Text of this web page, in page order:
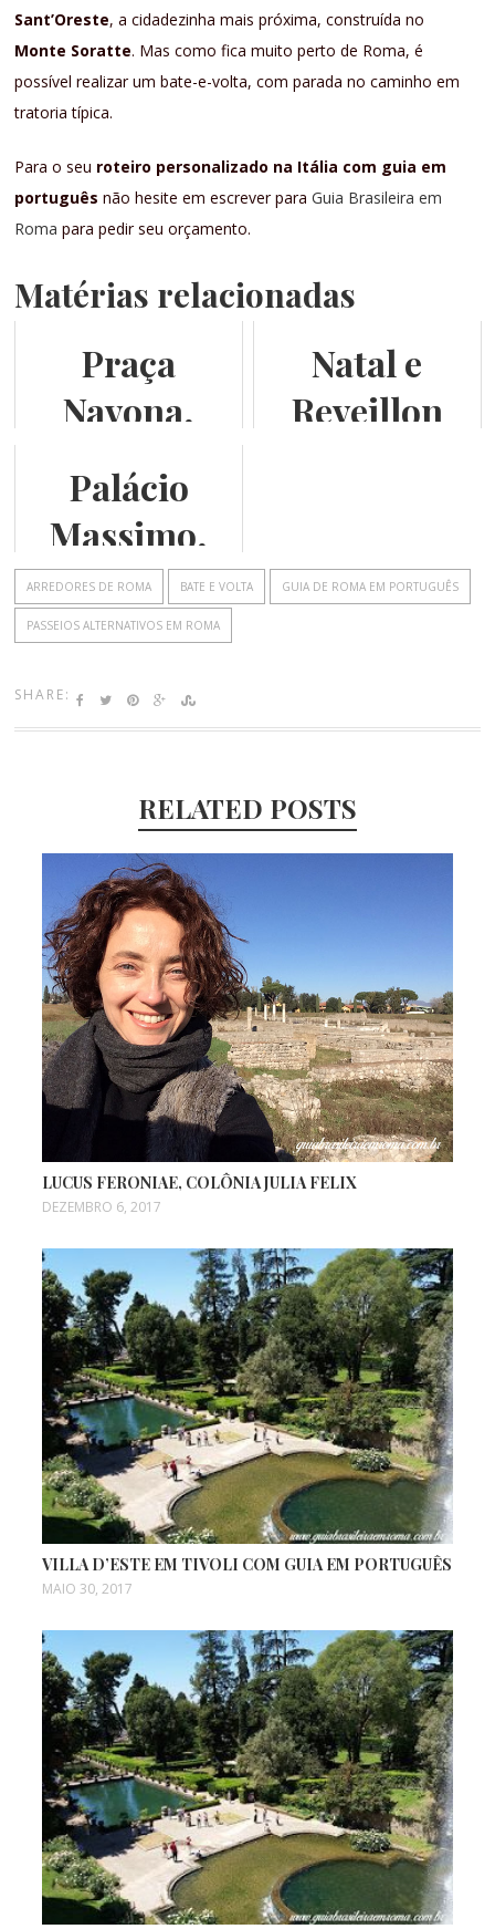
Sant’Oreste, a cidadezinha mais próxima, construída no
Monte Soratte. Mas como fica muito perto de Roma, é
possível realizar um bate-e-volta, com parada no caminho em
tratoria típica.
Para o seu roteiro personalizado na Itália com guia em
português não hesite em escrever paraGuia Brasileira em
Roma para pedir seu orçamento.
Matérias relacionadas
Praça
Navona,
Barroco!
Natal e
Reveillon
Palácio
Massimo,
Museu de
Roma
ARREDORES DE ROMA BATE E VOLTA GUIA DE ROMA EM PORTUGUÊS
PASSEIOS ALTERNATIVOS EM ROMA
SHARE:
RELATED POSTS
LUCUS FERONIAE, COLÔNIA JULIA FELIX
DEZEMBRO 6, 2017
VILLA D’ESTE EM TIVOLI COM GUIA EM PORTUGUÊS
MAIO 30, 2017